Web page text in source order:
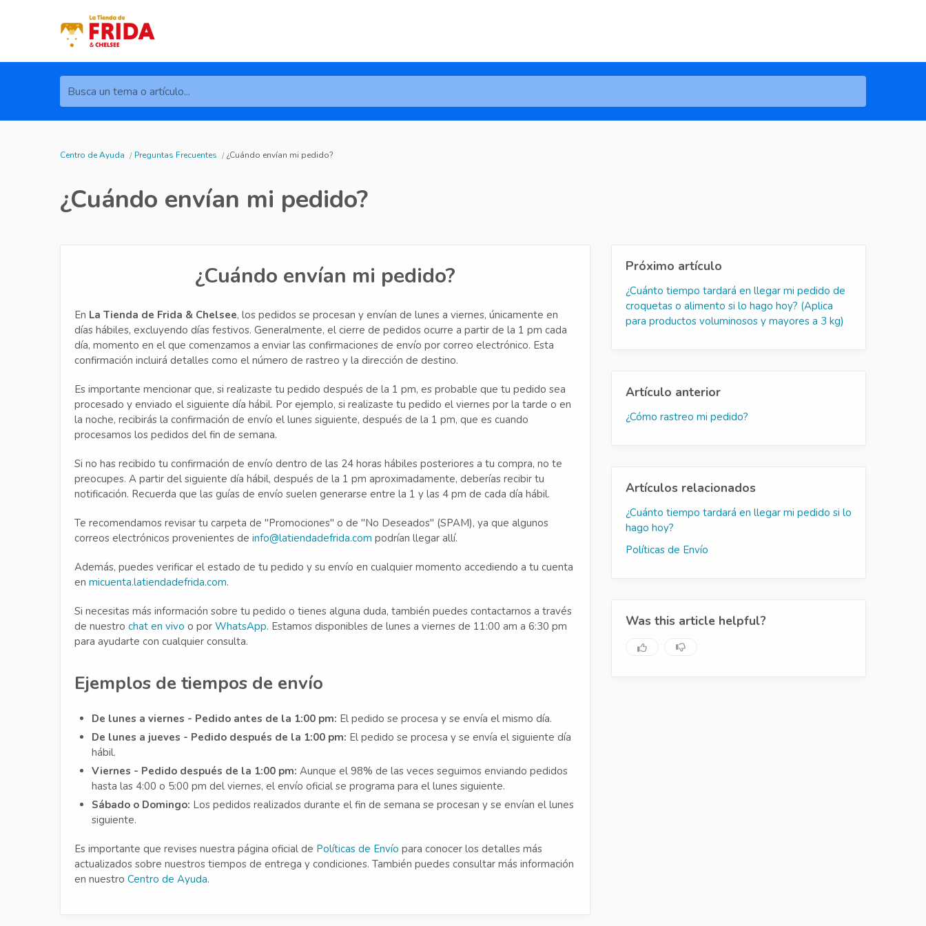
Busca un tema o artículo...
Centro de Ayuda Preguntas Frecuentes ¿Cuándo envían mi pedido?
¿Cuándo envían mi pedido?
¿Cuándo envían mi pedido?
En La Tienda de Frida & Chelsee, los pedidos se procesan y envían de lunes a viernes, únicamente en
días hábiles, excluyendo días festivos. Generalmente, el cierre de pedidos ocurre a partir de la 1 pm cada
día, momento en el que comenzamos a enviar las confirmaciones de envío por correo electrónico. Esta
confirmación incluirá detalles como el número de rastreo y la dirección de destino.
Es importante mencionar que, si realizaste tu pedido después de la 1 pm, es probable que tu pedido sea
procesado y enviado el siguiente día hábil. Por ejemplo, si realizaste tu pedido el viernes por la tarde o en
la noche, recibirás la confirmación de envío el lunes siguiente, después de la 1 pm, que es cuando
procesamos los pedidos del fin de semana.
Si no has recibido tu confirmación de envío dentro de las 24 horas hábiles posteriores a tu compra, no te
preocupes. A partir del siguiente día hábil, después de la 1 pm aproximadamente, deberías recibir tu
notificación. Recuerda que las guías de envío suelen generarse entre la 1 y las 4 pm de cada día hábil.
Te recomendamos revisar tu carpeta de "Promociones" o de "No Deseados" (SPAM), ya que algunos
correos electrónicos provenientes de info@latiendadefrida.com podrían llegar allí.
Además, puedes verificar el estado de tu pedido y su envío en cualquier momento accediendo a tu cuenta
en micuenta.latiendadefrida.com.
Si necesitas más información sobre tu pedido o tienes alguna duda, también puedes contactarnos a través
de nuestro chat en vivo o por WhatsApp. Estamos disponibles de lunes a viernes de 11:00 am a 6:30 pm
para ayudarte con cualquier consulta.
Ejemplos de tiempos de envío
De lunes a viernes - Pedido antes de la 1:00 pm: El pedido se procesa y se envía el mismo día.
De lunes a jueves - Pedido después de la 1:00 pm: El pedido se procesa y se envía el siguiente día
hábil.
Viernes - Pedido después de la 1:00 pm: Aunque el 98% de las veces seguimos enviando pedidos
hasta las 4:00 o 5:00 pm del viernes, el envío oficial se programa para el lunes siguiente.
Sábado o Domingo: Los pedidos realizados durante el fin de semana se procesan y se envían el lunes
siguiente.
Es importante que revises nuestra página oficial de Políticas de Envío para conocer los detalles más
actualizados sobre nuestros tiempos de entrega y condiciones. También puedes consultar más información
en nuestro Centro de Ayuda.
Próximo artículo
¿Cuánto tiempo tardará en llegar mi pedido de
croquetas o alimento si lo hago hoy? (Aplica
para productos voluminosos y mayores a 3 kg)
Artículo anterior
¿Cómo rastreo mi pedido?
Artículos relacionados
¿Cuánto tiempo tardará en llegar mi pedido si lo
hago hoy?
Políticas de Envío
Was this article helpful?